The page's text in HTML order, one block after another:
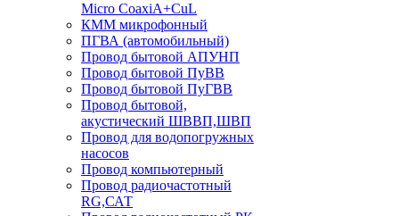
Micro CoaxiA+CuL
КММ микрофонный
ПГВА (автомобильный)
Провод бытовой АПУНП
Провод бытовой ПуВВ
Провод бытовой ПуГВВ
Провод бытовой,
акустический ШВВП,ШВП
Провод для водопогружных
насосов
Провод компьютерный
Провод радиочастотный
RG,САТ